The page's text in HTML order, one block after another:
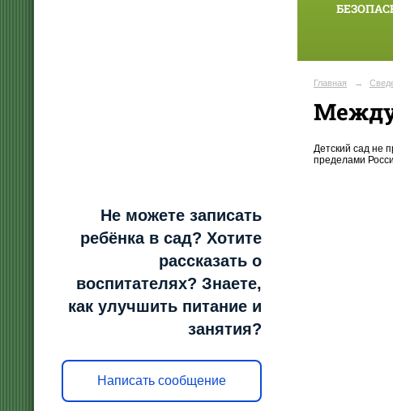
Не можете записать
ребёнка в сад? Хотите
рассказать о
воспитателях? Знаете,
как улучшить питание и
занятия?
Написать сообщение
Главная →
Детский сад не
пределами